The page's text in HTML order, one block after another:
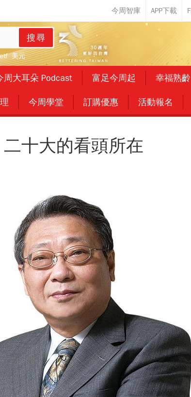
搜尋
美元
周大耳朵 Podcast 富足今周起 幸福熟齡
今周學堂 訂購優惠 活動報名
二十大的看頭所在